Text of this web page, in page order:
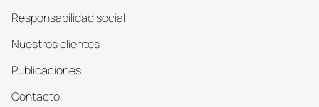
Responsabilidad social
Nuestros clientes
Publicaciones
Contacto